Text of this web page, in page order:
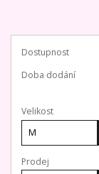
Dostupnost
Doba dodání
Velikost
Prodej